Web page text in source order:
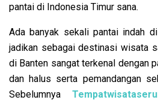
pantai di Indonesia Timur sana.
Ada banyak sekali pantai indah
jadikan sebagai destinasi wisata
di Banten sangat terkenal dengan
dan halus serta pemandangan
Sebelumnya